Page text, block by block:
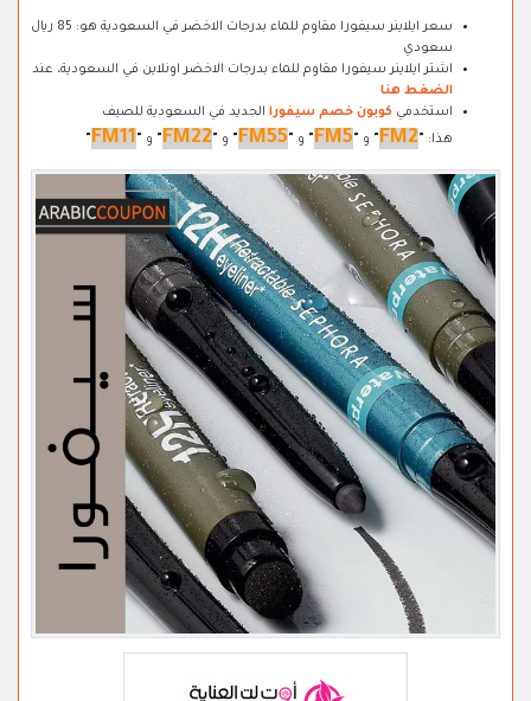
سعر ايلاينر سيفورا مقاوم للماء بدرجات الاخضر في السعودية هو: 85 ريال
سعودي
اشتر ايلاينر سيفورا مقاوم للماء بدرجات الاخضر اونلاين في السعودية، عند
الضغط هنا
استخدمي كوبون خصم سيفورا الجديد في السعودية للصيف
هذا: "
FM2
" و "
FM5
" و "
FM55
" و "
FM22
" و "
FM11
"